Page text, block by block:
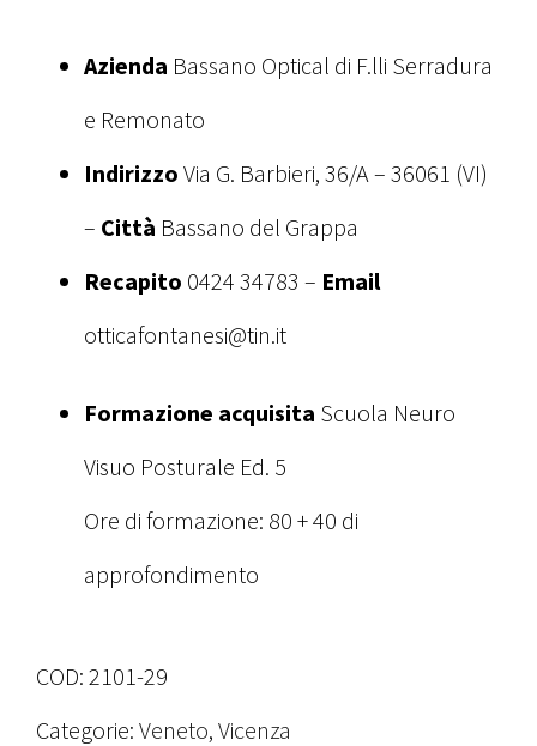
Azienda Bassano Optical di F.lli Serradura
e Remonato
Indirizzo Via G. Barbieri, 36/A – 36061 (VI)
– Città Bassano del Grappa
Recapito 0424 34783 – Email
otticafontanesi@tin.it
Formazione acquisita Scuola Neuro
Visuo Posturale Ed. 5
Ore di formazione: 80 + 40 di
approfondimento
COD: 2101-29
Categorie: Veneto, Vicenza